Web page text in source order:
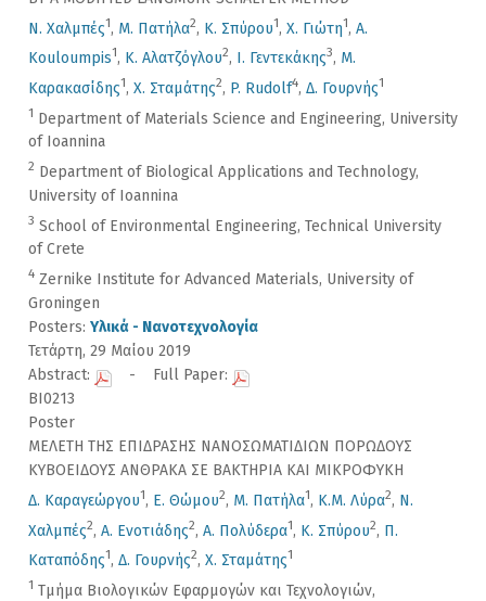
Ν. Χαλμπές1, Μ. Πατήλα2, Κ. Σπύρου1, Χ. Γιώτη1, A.
Kouloumpis1, Κ. Αλατζόγλου2, Ι. Γεντεκάκης3, Μ.
Καρακασίδης1, Χ. Σταμάτης2, P. Rudolf4, Δ. Γουρνής1
1 Department of Materials Science and Engineering, University
of Ioannina
2 Department of Biological Applications and Technology,
University of Ioannina
3 School of Environmental Engineering, Technical University
of Crete
4 Zernike Institute for Advanced Materials, University of
Groningen
Posters: Υλικά - Νανοτεχνολογία
Τετάρτη, 29 Μαίου 2019
Abstract:
- Full Paper:
BI0213
Poster
MΕΛΕΤΗ ΤΗΣ ΕΠΙΔΡΑΣΗΣ ΝΑΝΟΣΩΜΑΤΙΔΙΩΝ ΠΟΡΩΔΟΥΣ
ΚΥΒΟΕΙΔΟΥΣ ΑΝΘΡΑΚΑ ΣΕ ΒΑΚΤΗΡΙΑ ΚΑΙ ΜΙΚΡΟΦΥΚΗ
Δ. Καραγεώργου1, Ε. Θώμου2, Μ. Πατήλα1, Κ.Μ. Λύρα2, Ν.
Χαλμπές2, Α. Ενοτιάδης2, Α. Πολύδερα1, Κ. Σπύρου2, Π.
Καταπόδης1, Δ. Γουρνής2, Χ. Σταμάτης1
1 Τμήμα Βιολογικών Εφαρμογών και Τεχνολογιών,